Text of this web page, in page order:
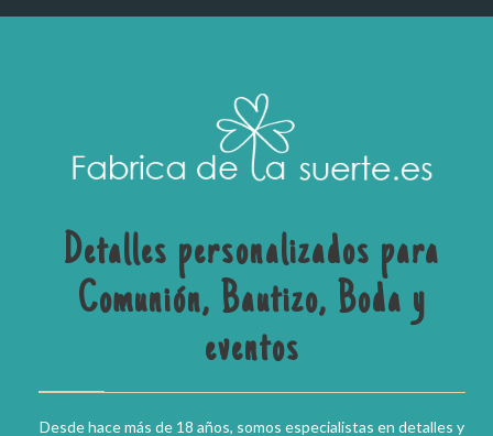
Detalles personalizados para
Comunión, Bautizo, Boda y
eventos
Desde hace más de 18 años, somos especialistas en detalles y